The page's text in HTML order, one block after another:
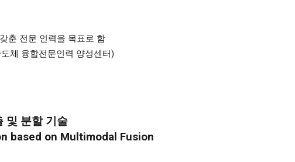
춘 전문 인력을 목표로 함
체 융합전문인력 양성센터)
및 분할 기술
based on Multimodal Fusion